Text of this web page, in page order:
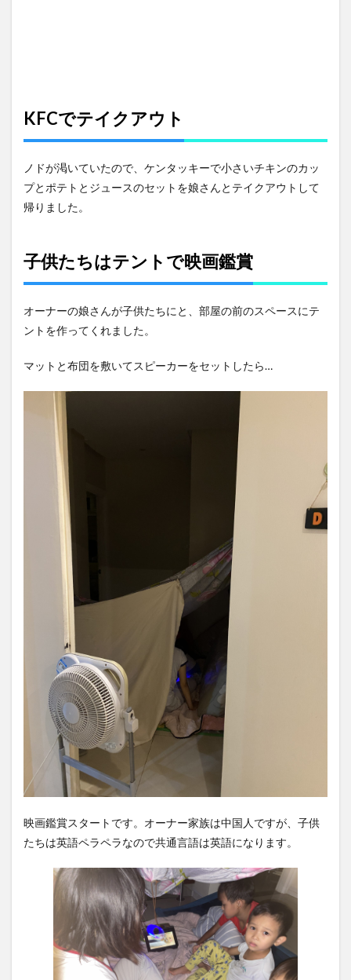
KFCでテイクアウト
ノドが渇いていたので、ケンタッキーで小さいチキンのカッ
プとポテトとジュースのセットを娘さんとテイクアウトして
帰りました。
子供たちはテントで映画鑑賞
オーナーの娘さんが子供たちにと、部屋の前のスペースにテ
ントを作ってくれました。
マットと布団を敷いてスピーカーをセットしたら…
映画鑑賞スタートです。オーナー家族は中国人ですが、子供
たちは英語ペラペラなので共通言語は英語になります。